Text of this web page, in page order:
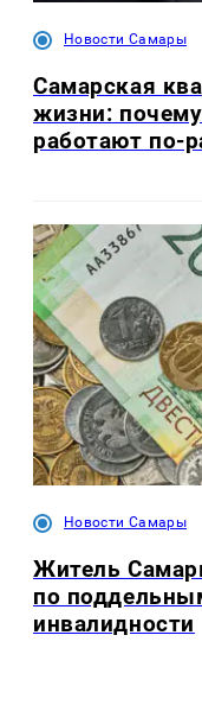
Новости Самары
Самарская
жизни:
работают по-
Новости Самары
Житель
по
инвалидности